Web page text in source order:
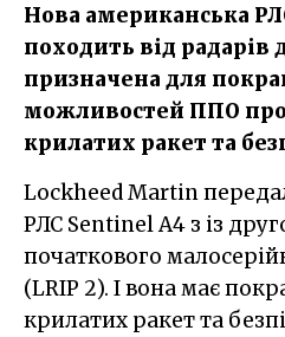
Нова американська
походить від радарів
призначена для
можливостей ППО
крилатих ракет та
Lockheed Martin передала армії США першу
РЛС Sentinel A4 з із
початкового
(LRIP 2). І вона має
крилатих ракет та